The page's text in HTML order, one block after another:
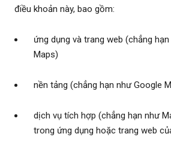
điều khoản này, bao gồm:
ứng dụng và trang web (chẳng
Maps)
nền tảng (chẳng hạn như Google
dịch vụ tích hợp (chẳng hạn như
trong ứng dụng hoặc trang web